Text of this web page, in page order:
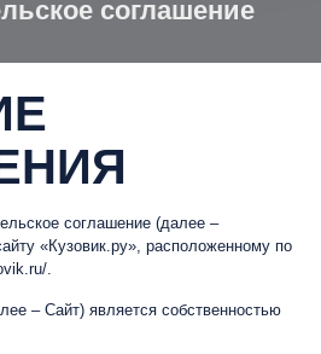
соглашение
соглашение (далее –
«Кузовик.ру», расположенному по
.
– Сайт) является собственностью